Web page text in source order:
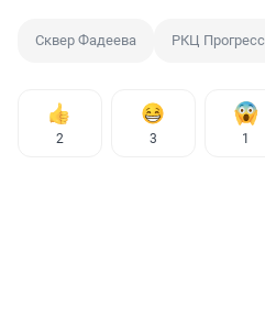
Сквер Фадеева РКЦ Прогресс
2 3 1